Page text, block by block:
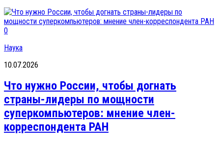
0
Наука
10.07.2026
Что нужно России, чтобы догнать
страны-лидеры по мощности
суперкомпьютеров: мнение член-
корреспондента РАН